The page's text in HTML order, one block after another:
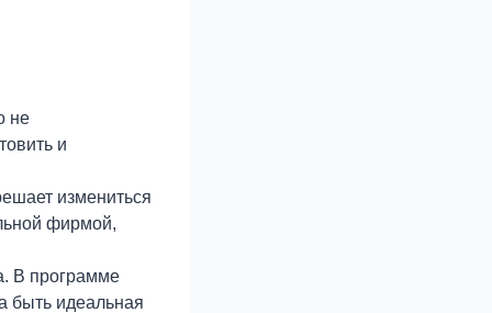
не
и
измениться
фирмой,
В программе
быть идеальная